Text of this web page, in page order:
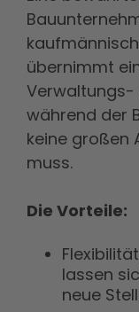
übernimmt
Verwaltungs-
während der
keine großen
muss.
Die Vorteile:
lassen
neue